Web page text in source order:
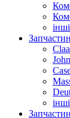
інші